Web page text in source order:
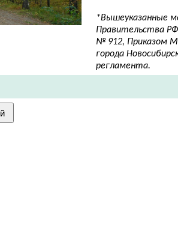
*Вышеуказанные
Правительства
№ 912, Приказом
города
регламента.